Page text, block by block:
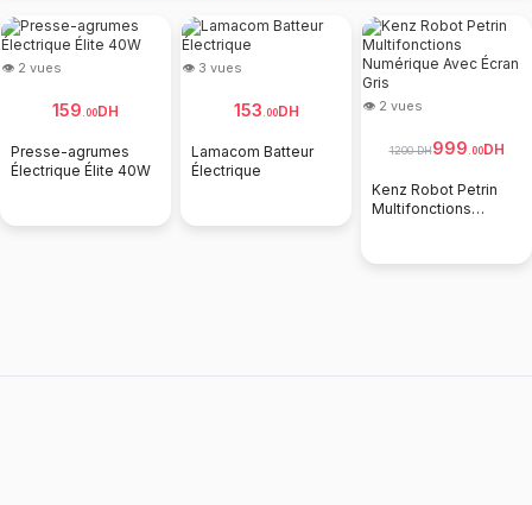
👁 2 vues
159 00DH
Presse-agrumes
Électrique Élite 40W
👁 3 vues
153 00DH
Lamacom Batteur
Électrique
👁 2 vues
1200 DH999 00DH
Kenz Robot Petrin
Multifonctions